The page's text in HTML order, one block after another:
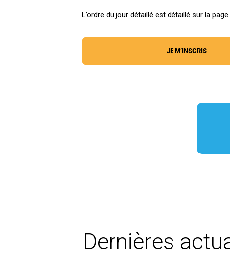
L’ordre du jour détaillé est détaillé sur lapage
JE M’INSCRIS
Dernières